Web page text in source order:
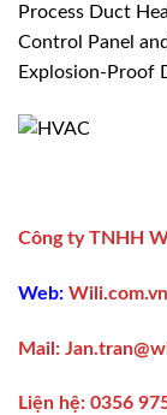
Process Duct
Control Panel
Explosion-Proof
Công ty TNHH
Web: Wili.com.vn
Mail:
Liện hệ: 0356